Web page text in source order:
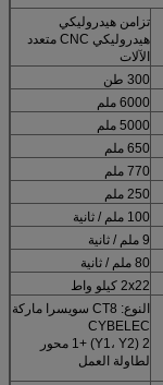
تزامن هيدروليكي
هيدروليكي CNC متعدد
الآلات
300 طن
6000 ملم
5000 ملم
650 ملم
770 ملم
250 ملم
100 ملم / ثانية
9 ملم / ثانية
80 ملم / ثانية
2x22 كيلو واط
النوع: CT8 سويسرا ماركة
CYBELEC
2 (Y1، Y2) +1 محور
لطاولة العمل